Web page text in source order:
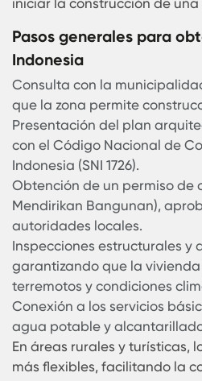
800,000,000+.
El tiempo de construcción
meses, dependiendo del
necesarios. En
en Indonesia puede tardar
completarse.
Normativas y
Contenedores en
El gobierno indonesio ha
regulaciones estrictas en
construcción para
estructural y la eficiencia
permisos adecuados es